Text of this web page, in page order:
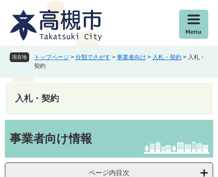
現在地 トップページ > 分類でさがす > 事業者向け > 入札・契約 > 入札・
契約
入札・契約
文事業者向け情報
ページ内目次